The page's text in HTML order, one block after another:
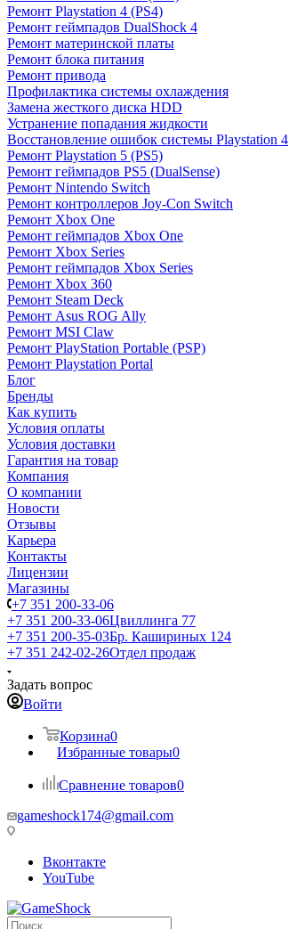
Ремонт Playstation 4 (PS4)
Ремонт геймпадов DualShock 4
Ремонт материнской платы
Ремонт блока питания
Ремонт привода
Профилактика системы охлаждения
Замена жесткого диска HDD
Устранение попадания жидкости
Восстановление ошибок системы Playstation 4
Ремонт Playstation 5 (PS5)
Ремонт геймпадов PS5 (DualSense)
Ремонт Nintendo Switch
Ремонт контроллеров Joy-Con Switch
Ремонт Xbox One
Ремонт геймпадов Xbox One
Ремонт Xbox Series
Ремонт геймпадов Xbox Series
Ремонт Xbox 360
Ремонт Steam Deck
Ремонт Asus ROG Ally
Ремонт MSI Claw
Ремонт PlayStation Portable (PSP)
Ремонт Playstation Portal
Блог
Бренды
Как купить
Условия оплаты
Условия доставки
Гарантия на товар
Компания
О компании
Новости
Отзывы
Карьера
Контакты
Лицензии
Магазины
+7 351 200-33-06
+7 351 200-33-06Цвиллинга 77
+7 351 200-35-03Бр. Кашириных 124
+7 351 242-02-26Отдел продаж
Задать вопрос
Войти
Корзина0
Избранные товары0
Сравнение товаров0
gameshock174@gmail.com
Вконтакте
YouTube